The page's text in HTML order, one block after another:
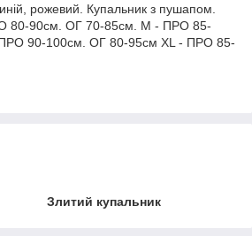
рожевий. Купальник з пушапом.
80-90см. ОГ 70-85см. M - ПРО 85-
90-100см. ОГ 80-95см XL - ПРО 85-
Злитий купальник